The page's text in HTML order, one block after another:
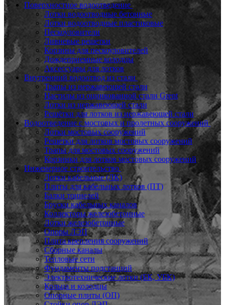
Поверхностное водоотведение
Лотки водоотводные бетонные
Лотки водоотводные пластиковые
Пескоуловители
Ливневые решетки
Корзины для пескоуловителей
Дождеприемные колодцы
Аксессуары для лотков
Внутренний водоотвод из стали
Трапы из нержавеющей стали
Настилы из оцинкованной стали Grent
Лотки из нержавеющей стали
Решётки для лотков из нержавеющей стали
Водоотведение с мостовых и пролетных сооружений
Лотки мостовых сооружений
Решетки для лотков мостовых сооружений
Трапы для мостовых сооружений
Корзинки для лотков мостовых сооружений
Инженерное строительство
Лотки кабельные (ЛК)
Плиты для кабельных лотков (ПТ)
Балки тоннелей
Бруски кабельных каналов
Коллекторы железобетонные
Лотки железобетонные
Опоры ЛЭП
Плита крепления сооружений
Сборные каналы
Тепловые сети
Фундаменты подстанций
Электротехнические лотки (БК, УБК)
Кольца и колодцы
Опорные плиты (ОП)